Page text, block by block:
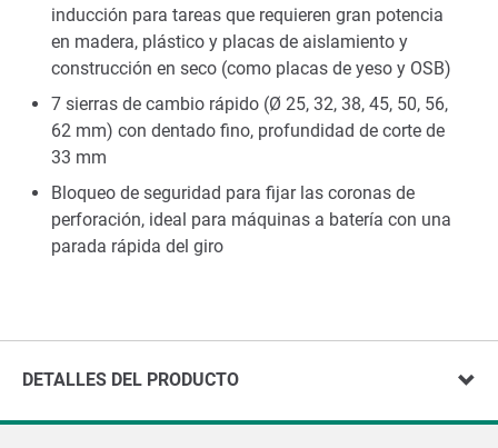
inducción para tareas que requieren gran potencia
en madera, plástico y placas de aislamiento y
construcción en seco (como placas de yeso y OSB)
7 sierras de cambio rápido (Ø 25, 32, 38, 45, 50, 56,
62 mm) con dentado fino, profundidad de corte de
33 mm
Bloqueo de seguridad para fijar las coronas de
perforación, ideal para máquinas a batería con una
parada rápida del giro
DETALLES DEL PRODUCTO